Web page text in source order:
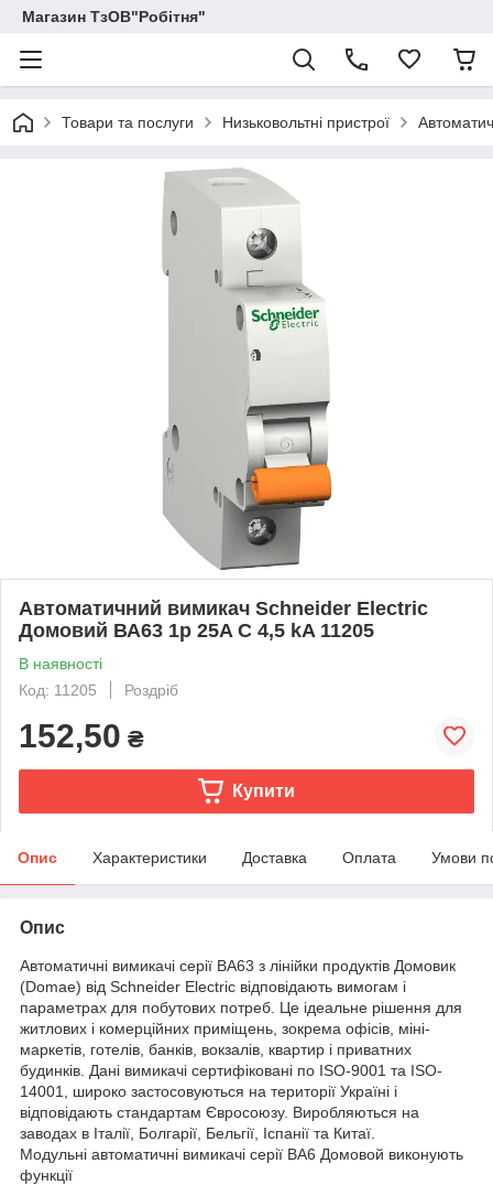
Магазин ТзОВ"Робітня"
Товари та послуги Низьковольтні пристрої
Автоматичний вимикач Schneider Electric
Домовий ВА63 1p 25A C 4,5 kA 11205
В наявності
Код: 11205
Роздріб
152,50 ₴
Купити
Опис Характеристики Доставка Оплата Умови
Опис
Автоматичні вимикачі серії ВА63 з лінійки продуктів Домовик
(Domae) від Schneider Electric відповідають вимогам і
параметрах для побутових потреб. Це ідеальне рішення для
житлових і комерційних приміщень, зокрема офісів, міні-
маркетів, готелів, банків, вокзалів, квартир і приватних
будинків. Дані вимикачі сертифіковані по ISO-9001 та ISO-
14001, широко застосовуються на території Україні і
відповідають стандартам Євросоюзу. Виробляються на
заводах в Італії, Болгарії, Бельгії, Іспанії та Китаї.
Модульні автоматичні вимикачі серії ВА6 Домовой виконують
функції